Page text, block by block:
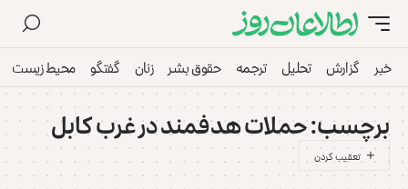
خبر گزارش تحلیل ترجمه حقوق بشر زنان گفتگو محیط زیست
برچسب:حملات هدفمند در غرب کابل